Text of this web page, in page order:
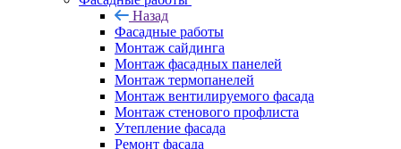
Назад
Фасадные работы
Монтаж сайдинга
Монтаж фасадных панелей
Монтаж термопанелей
Монтаж вентилируемого фасада
Монтаж стенового профлиста
Утепление фасада
Ремонт фасада